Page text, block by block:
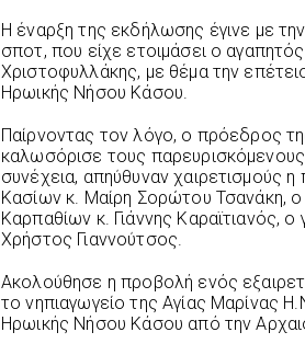
Η έναρξη της εκδήλωσης έγινε με
σποτ, που είχε ετοιμάσει ο
Χριστοφυλλάκης, με θέμα την
Ηρωικής Νήσου Κάσου.
Παίρνοντας τον λόγο, ο πρόεδρος
καλωσόρισε τους παρευρισκόμενους
συνέχεια, απηύθυναν χαιρετισμούς
Κασίων κ. Μαίρη Σορώτου Τσανάκη,
Καρπαθίων κ. Γιάννης Καραϊτιανός,
Χρήστος Γιαννούτσος.
Ακολούθησε η προβολή ενός
το νηπιαγωγείο της Αγίας Μαρίνας
Ηρωικής Νήσου Κάσου από την